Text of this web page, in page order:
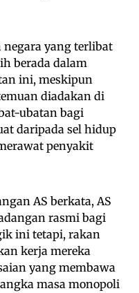
yang terlibat
berada dalam
ini, meskipun
diadakan di
ubatan bagi
daripada sel hidup
penyakit
AS berkata, AS
rasmi bagi
ini tetapi, rakan
kerja mereka
yang membawa
masa monopoli